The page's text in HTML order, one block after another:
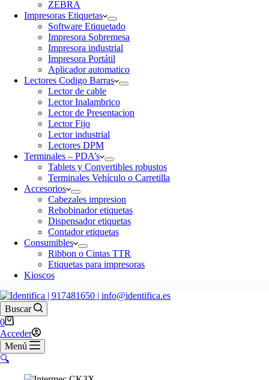
ZEBRA
Impresoras Etiquetas
Software Etiquetado
Impresora Sobremesa
Impresora industrial
Impresora Portátil
Aplicador automatico
Lectores Codigo Barras
Lector de cable
Lector Inalambrico
Lector de Presentacion
Lector Fijo
Lector industrial
Lectores DPM
Terminales – PDA’s
Tablets y Convertibles robustos
Terminales Vehículo o Carretilla
Accesorios
Cabezales impresion
Rebobinador etiquetas
Dispensador etiquetas
Contador etiquetas
Consumibles
Ribbon o Cintas TTR
Etiquetas para impresoras
Kioscos
Buscar
Carro
de
compra
0
Acceder
Menú
🔍